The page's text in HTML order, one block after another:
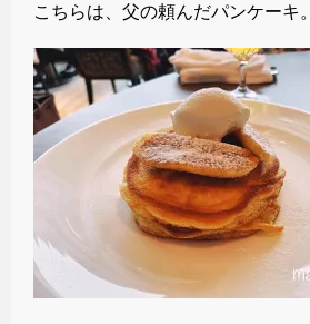
こちらは、父の頼んだパンケーキ。